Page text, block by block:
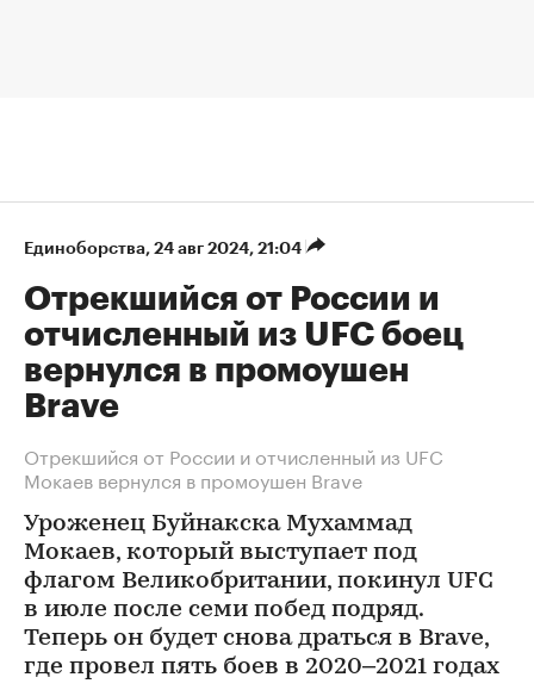
Единоборства⁠, 24 авг 2024, 21:04
Отрекшийся от России и
отчисленный из UFC боец
вернулся в промоушен
Brave
Отрекшийся от России и отчисленный из UFC
Мокаев вернулся в промоушен Brave
Уроженец Буйнакска Мухаммад
Мокаев, который выступает под
флагом Великобритании, покинул UFC
в июле после семи побед подряд.
Теперь он будет снова драться в Brave,
где провел пять боев в 2020–2021 годах